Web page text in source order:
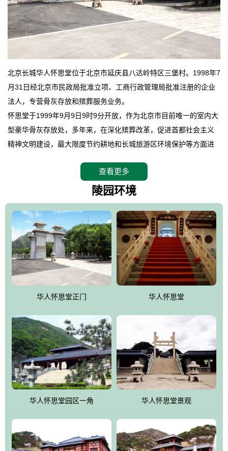
北京长城华人怀思堂位于北京市延庆县八达岭特区三堡村。1998年7
月31日经北京市民政局批准立项、工商行政管理局批准注册的企业
法人，专营骨灰存放和殡葬服务业务。
怀思堂于1999年9月9日9时9分开放，作为北京市目前唯一的室内大
型豪华骨灰存放处，多年来，在深化殡葬改革，促进首都社会主义
精神文明建设，最大限度节约耕地和长城旅游区环境保护等方面进
怀思堂辖区面积15万平方米，整体建筑面积5．8万平方米。主体建
筑有：怀思堂豪华墓室、礼祭大厅、随缘阁、百家姓觅宗长廊等。
仲、无字碑、香灯等。典型的仿秦、汉建筑风格。蓝色的琉璃瓦屋
顶，朱砂红的门、窗、柱、墙，汉白玉雕刻的雄狮、华表，花岗岩
铺成的路面和台阶，洒落其间的花卉、松柏与万里长城浑然一体、
气势宏伟、古朴端庄、别具一格。怀思堂大殿入口两侧是用蜡染技
术描绘的抽象派创意绘画，大环境中的长城文化与炎黄始祖，小环
境的绘画中的河流、山川、彩云、明月，意喻着往生者与长城同
伴，与祖宗同眠，他（她）们的思想与品德与山河同在，与日月同
辉。
怀思堂作为豪华室内骨灰存放处，将干支纪年、五行相生相克、天
人合一、太极八卦、生辰八字及生肖等有机结合到历史文化中。一
厅七千个福位分十二小区，按十二地支命名。客户选位，可依据生
肖、八字、时辰亦可参考地理方位、职业、兴趣爱好等等。堂中是
地宫陵寝式的，入口楹联选材于著名田园诗人陶渊明"亲戚或余悲，
他人亦已歌，死后何所道，托体同山阿"中的后两句。反应了回归大
雀，后玄武"的四大吉祥物铜雕挂件。
查看更多
陵园环境
华人怀思堂正门 华人怀思堂
华人怀思堂园区一角 华人怀思堂景观